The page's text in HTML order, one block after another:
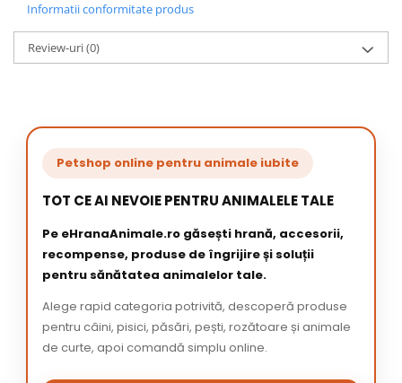
Informatii conformitate produs
Review-uri(0)
Petshop online pentru animale iubite
TOT CE AI NEVOIE PENTRU ANIMALELE TALE
Pe eHranaAnimale.ro găsești hrană, accesorii,
recompense, produse de îngrijire și soluții
pentru sănătatea animalelor tale.
Alege rapid categoria potrivită, descoperă produse
pentru câini, pisici, păsări, pești, rozătoare și animale
de curte, apoi comandă simplu online.